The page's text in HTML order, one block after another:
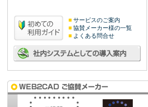
■ サービスのご案内
■ 協賛メーカー様の一覧
■ よくある問合せ